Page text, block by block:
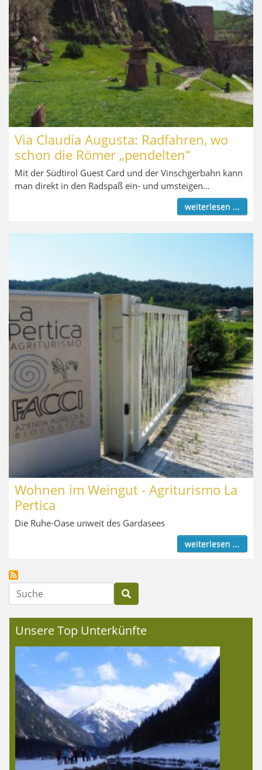
Via Claudia Augusta: Radfahren, wo
schon die Römer „pendelten“
Mit der Südtirol Guest Card und der Vinschgerbahn kann
man direkt in den Radspaß ein- und umsteigen…
weiterlesen ...
Wohnen im Weingut - Agriturismo La
Pertica
Die Ruhe-Oase unweit des Gardasees
weiterlesen ...
Suche
Unsere Top Unterkünfte